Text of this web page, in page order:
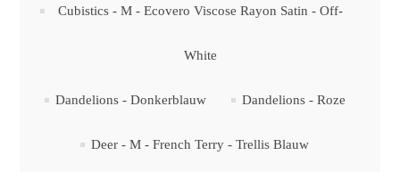
Cubistics - M - Ecovero Viscose Rayon Satin - Off-
White
Dandelions - Donkerblauw Dandelions - Roze
Deer - M - French Terry - Trellis Blauw